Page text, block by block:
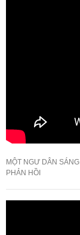
MỘT NGƯ DÂN
PHẢN HỒI